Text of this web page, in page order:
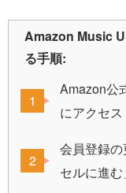
Amazon Music
る手順:
Amazon公
にアクセス
会員登録
セルに進